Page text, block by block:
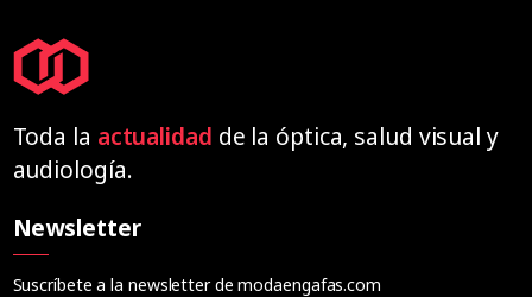
Toda la actualidad de la óptica, salud visual y
audiología.
Newsletter
Suscríbete a la newsletter de modaengafas.com